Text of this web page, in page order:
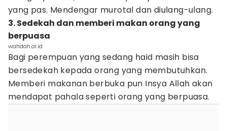
yang pas. Mendengar murotal dan diulang-ulang.
3. Sedekah dan memberi makan orang yang
berpuasa
wahdah.or.id
Bagi perempuan yang sedang haid masih bisa
bersedekah kepada orang yang membutuhkan.
Memberi makanan berbuka pun Insya Allah akan
mendapat pahala seperti orang yang berpuasa.